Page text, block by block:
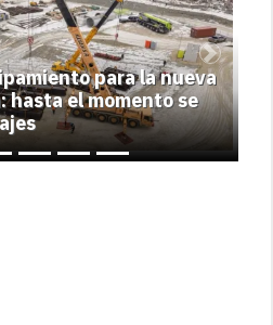
para la nueva
hasta el momento se
Next